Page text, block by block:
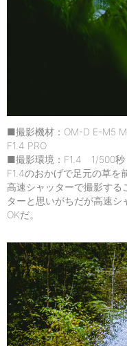
■撮影機材：OM-D E-M5
F1.4 PRO
■撮影環境：F1.4 1/500
F1.4のおかげで足元の草を
高速シャッターで撮影する
ターと思いがちだが高速
OKだ。